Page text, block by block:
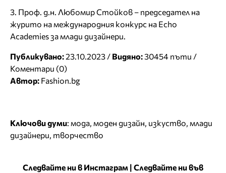
3. Проф. д.н. Любомир Стойков – председател на
журито на международния конкурс на Echo
Academies за млади дизайнери.
Публикувано:23.10.2023 / Видяно:30454 пъти /
Коментари (0)
Автор: Fashion.bg
Ключови думи: мода, моден дизайн, изкуство, млади
дизайнери, творчество
Следвайте ни в Инстаграм | Следвайте ни във